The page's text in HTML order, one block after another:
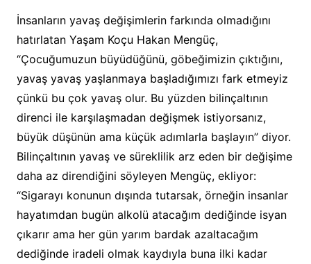
İnsanların yavaş değişimlerin farkında olmadığını
hatırlatan Yaşam Koçu Hakan Mengüç,
“Çocuğumuzun büyüdüğünü, göbeğimizin çıktığını,
yavaş yavaş yaşlanmaya başladığımızı fark etmeyiz
çünkü bu çok yavaş olur. Bu yüzden bilinçaltının
direnci ile karşılaşmadan değişmek istiyorsanız,
büyük düşünün ama küçük adımlarla başlayın” diyor.
Bilinçaltının yavaş ve süreklilik arz eden bir değişime
daha az direndiğini söyleyen Mengüç, ekliyor:
“Sigarayı konunun dışında tutarsak, örneğin insanlar
hayatımdan bugün alkolü atacağım dediğinde isyan
çıkarır ama her gün yarım bardak azaltacağım
dediğinde iradeli olmak kaydıyla buna ilki kadar